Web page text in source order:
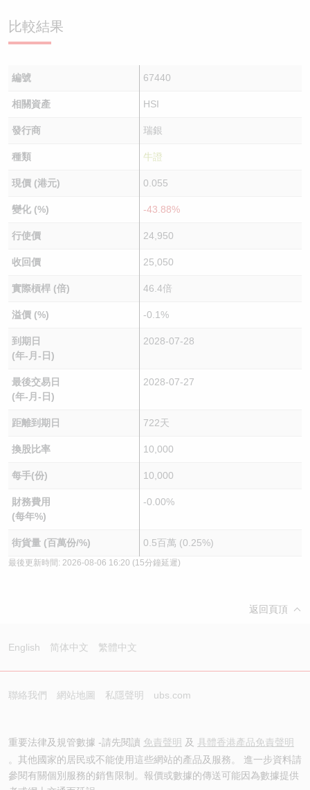
比較結果
編號 67440
相關資產 HSI
發行商 瑞銀
種類 牛證
現價 (港元) 0.055
變化 (%) -43.88%
行使價 24,950
收回價 25,050
實際槓桿 (倍) 46.4倍
溢價 (%) -0.1%
到期日
(年-月-日)
2028-07-28
最後交易日
(年-月-日)
2028-07-27
距離到期日 722天
換股比率 10,000
每手(份) 10,000
財務費用
(每年%)
-0.00%
街貨量 (百萬份/%) 0.5百萬 (0.25%)
最後更新時間: 2026-08-06 16:20 (15分鐘延遲)
返回頁頂
English 简体中文 繁體中文
聯絡我們 網站地圖 私隱聲明 ubs.com
重要法律及規管數據 -請先閱讀 免責聲明 及 具體香港產品免責聲明
。其他國家的居民或不能使用這些網站的產品及服務。 進一步資料請
參閱有關個別服務的銷售限制。報價或數據的傳送可能因為數據提供